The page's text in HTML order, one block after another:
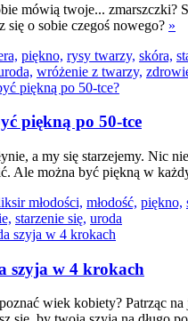
mówią twoje... zmarszczki?
się o sobie czegoś nowego? »
piękno, rysy twarzy, skóra,
wróżenie z twarzy,
piękną po 50-tce
a my się starzejemy. Nic
Ale można być piękną w
młodości, młodość, piękno,
starzenie się, uroda
szyja w 4 krokach
wiek kobiety? Patrząc